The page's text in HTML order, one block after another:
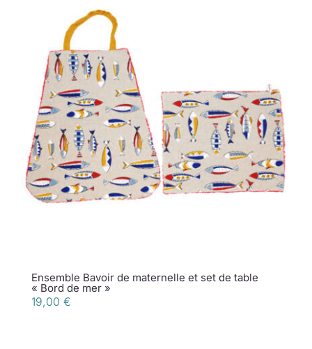
Ensemble Bavoir de maternelle et set de table
« Bord de mer »
19,00 €